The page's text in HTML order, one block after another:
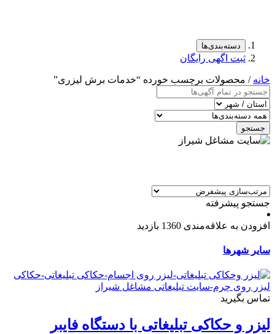
دسته‌بندی‌ها
ثبت اگهی رایگان
خانه / محصولات برچسب خورده “خدمات برش لیزری”
جستجو
جستجو پیشرفته
افزودن به علاقه‌مندی 1360 بازدید
سایر شهرها
تماس بگیرید
لیزر و حکاکی تبلیغاتی با دستگاه فایبر